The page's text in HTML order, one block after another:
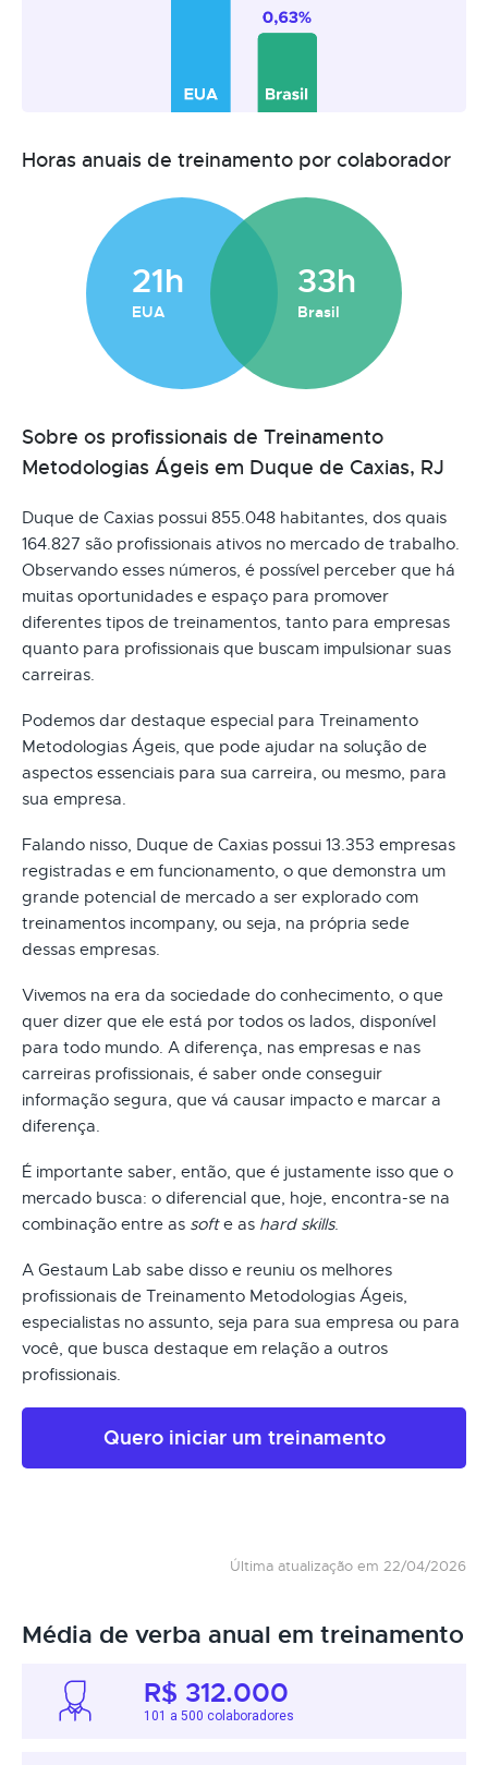
Horas anuais de treinamento por colaborador
21h
EUA
33h
Brasil
Sobre os profissionais de Treinamento
Metodologias Ágeis em Duque de Caxias, RJ
Duque de Caxias possui 855.048 habitantes, dos quais
164.827 são profissionais ativos no mercado de trabalho.
Observando esses números, é possível perceber que há
muitas oportunidades e espaço para promover
diferentes tipos de treinamentos, tanto para empresas
quanto para profissionais que buscam impulsionar suas
carreiras.
Podemos dar destaque especial para Treinamento
Metodologias Ágeis, que pode ajudar na solução de
aspectos essenciais para sua carreira, ou mesmo, para
sua empresa.
Falando nisso, Duque de Caxias possui 13.353 empresas
registradas e em funcionamento, o que demonstra um
grande potencial de mercado a ser explorado com
treinamentos incompany, ou seja, na própria sede
dessas empresas.
Vivemos na era da sociedade do conhecimento, o que
quer dizer que ele está por todos os lados, disponível
para todo mundo. A diferença, nas empresas e nas
carreiras profissionais, é saber onde conseguir
informação segura, que vá causar impacto e marcar a
diferença.
É importante saber, então, que é justamente isso que o
mercado busca: o diferencial que, hoje, encontra-se na
combinação entre as softe as hard skills.
A Gestaum Lab sabe disso e reuniu os melhores
profissionais de Treinamento Metodologias Ágeis,
especialistas no assunto, seja para sua empresa ou para
você, que busca destaque em relação a outros
profissionais.
Quero iniciar um treinamento
Última atualização em 22/04/2026
Média de verba anual em treinamento
R$ 312.000
101 a 500 colaboradores